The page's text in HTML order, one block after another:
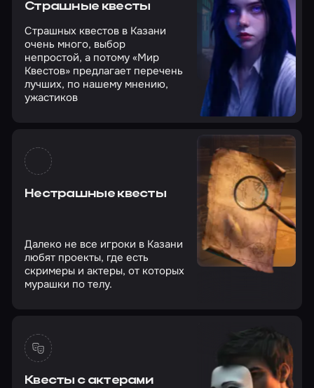
Страшные квесты
Страшных квестов в Казани
очень много, выбор
непростой, а потому «Мир
Квестов» предлагает перечень
лучших, по нашему мнению,
ужастиков
Нестрашные квесты
Далеко не все игроки в Казани
любят проекты, где есть
скримеры и актеры, от которых
мурашки по телу.
Квесты с актерами